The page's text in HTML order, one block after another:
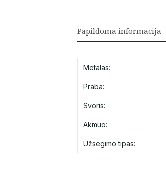
Papildoma informacija
Metalas:
Praba:
Svoris:
Akmuo:
Užsegimo tipas: